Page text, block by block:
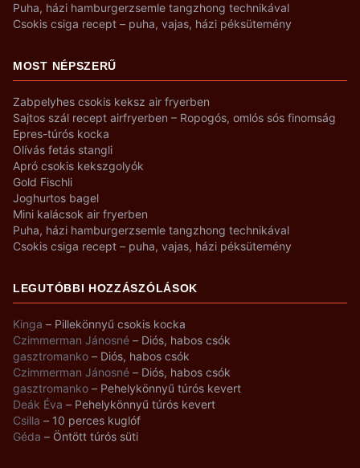
Puha, házi hamburgerzsemle tangzhong technikával
Csokis csiga recept – puha, vajas, házi péksütemény
MOST NÉPSZERŰ
Zabpelyhes csokis keksz air fryerben
Sajtos szál recept airfryerben – Ropogós, omlós sós finomság
Epres-túrós kocka
Olívás fetás stangli
Apró csokis kekszgolyók
Gold Fischli
Joghurtos bagel
Mini kalácsok air fryerben
Puha, házi hamburgerzsemle tangzhong technikával
Csokis csiga recept – puha, vajas, házi péksütemény
LEGUTÓBBI HOZZÁSZÓLÁSOK
Kinga – Pillekönnyű csokis kocka
Czimmerman Jánosné – Diós, habos csók
gasztromanko – Diós, habos csók
Czimmerman Jánosné – Diós, habos csók
gasztromanko – Pehelykönnyű túrós kevert
Deák Éva – Pehelykönnyű túrós kevert
Csilla – 10 perces kuglóf
Géda – Öntött túrós süti